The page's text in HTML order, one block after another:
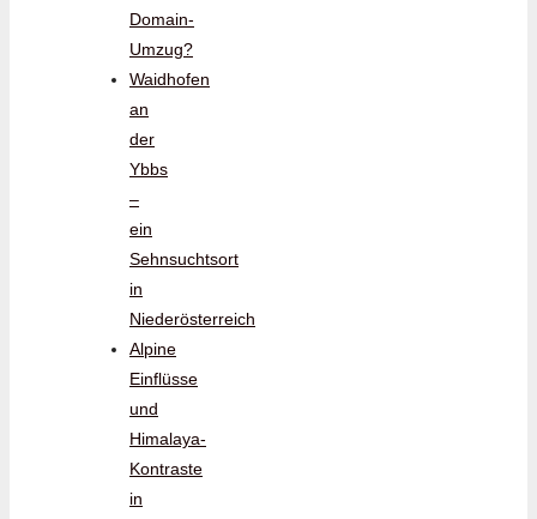
Domain-
Umzug?
Waidhofen
an
der
Ybbs
–
ein
Sehnsuchtsort
in
Niederösterreich
Alpine
Einflüsse
und
Himalaya-
Kontraste
in